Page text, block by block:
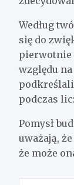
Według
się do
pierwotnie
względu
podczas
Pomysł
uważają,
że może